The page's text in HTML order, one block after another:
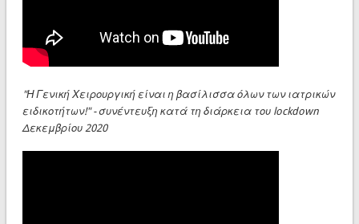
"Η Γενική Χειρουργική είναι η βασίλισσα όλων των ιατρικών
ειδικοτήτων!" - συνέντευξη κατά τη διάρκεια του lockdown
Δεκεμβρίου 2020